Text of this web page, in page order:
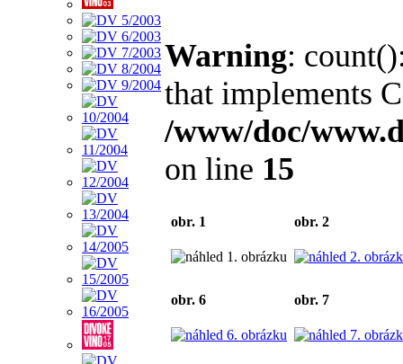
Warning:
that implements
/www/doc/
on line 15
obr. 1 obr. 2
obr. 6 obr. 7